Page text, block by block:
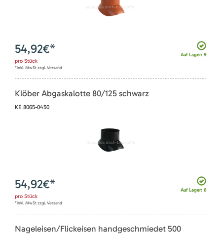
Auf Lager: 9
54,92€*
pro Stück
*inkl. MwSt zzgl. Versand
Klöber Abgaskalotte 80/125 schwarz
KE 8065-0450
Auf Lager: 6
54,92€*
pro Stück
*inkl. MwSt zzgl. Versand
Nageleisen/Flickeisen handgeschmiedet 500